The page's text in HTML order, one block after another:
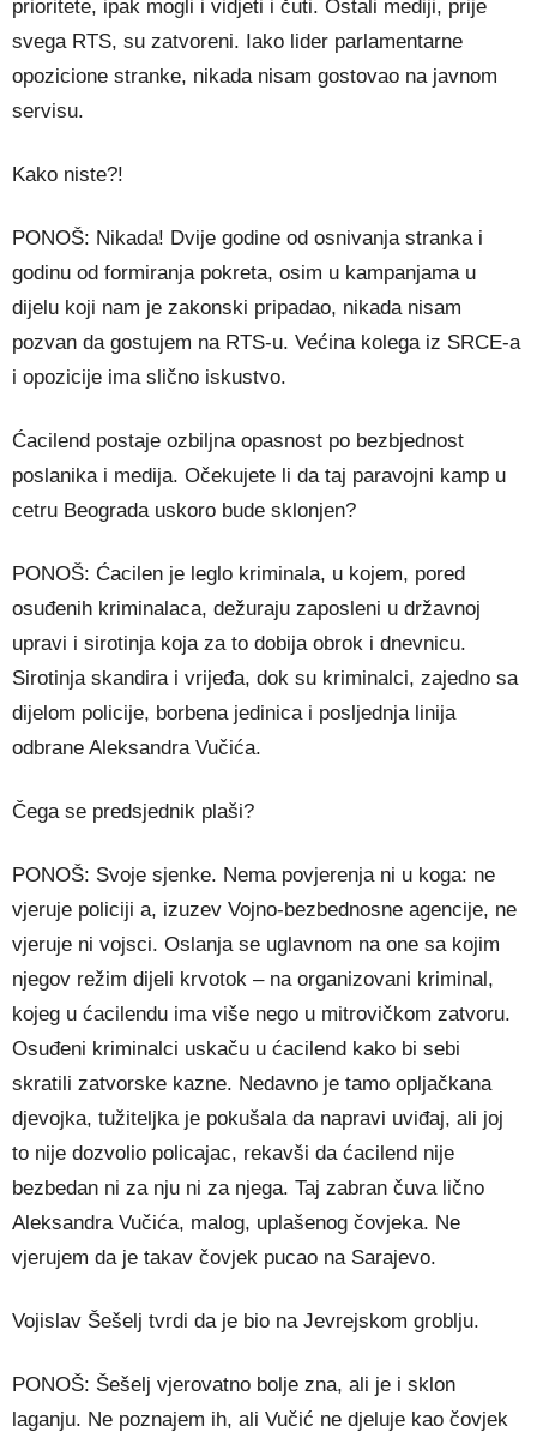
prioritete, ipak mogli i vidjeti i čuti. Ostali mediji, prije
svega RTS, su zatvoreni. Iako lider parlamentarne
opozicione stranke, nikada nisam gostovao na javnom
servisu.
Kako niste?!
PONOŠ: Nikada! Dvije godine od osnivanja stranka i
godinu od formiranja pokreta, osim u kampanjama u
dijelu koji nam je zakonski pripadao, nikada nisam
pozvan da gostujem na RTS-u. Većina kolega iz SRCE-a
i opozicije ima slično iskustvo.
Ćacilend postaje ozbiljna opasnost po bezbjednost
poslanika i medija. Očekujete li da taj paravojni kamp u
cetru Beograda uskoro bude sklonjen?
PONOŠ: Ćacilen je leglo kriminala, u kojem, pored
osuđenih kriminalaca, dežuraju zaposleni u državnoj
upravi i sirotinja koja za to dobija obrok i dnevnicu.
Sirotinja skandira i vrijeđa, dok su kriminalci, zajedno sa
dijelom policije, borbena jedinica i posljednja linija
odbrane Aleksandra Vučića.
Čega se predsjednik plaši?
PONOŠ: Svoje sjenke. Nema povjerenja ni u koga: ne
vjeruje policiji a, izuzev Vojno-bezbednosne agencije, ne
vjeruje ni vojsci. Oslanja se uglavnom na one sa kojim
njegov režim dijeli krvotok – na organizovani kriminal,
kojeg u ćacilendu ima više nego u mitrovičkom zatvoru.
Osuđeni kriminalci uskaču u ćacilend kako bi sebi
skratili zatvorske kazne. Nedavno je tamo opljačkana
djevojka, tužiteljka je pokušala da napravi uviđaj, ali joj
to nije dozvolio policajac, rekavši da ćacilend nije
bezbedan ni za nju ni za njega. Taj zabran čuva lično
Aleksandra Vučića, malog, uplašenog čovjeka. Ne
vjerujem da je takav čovjek pucao na Sarajevo.
Vojislav Šešelj tvrdi da je bio na Jevrejskom groblju.
PONOŠ: Šešelj vjerovatno bolje zna, ali je i sklon
laganju. Ne poznajem ih, ali Vučić ne djeluje kao čovjek